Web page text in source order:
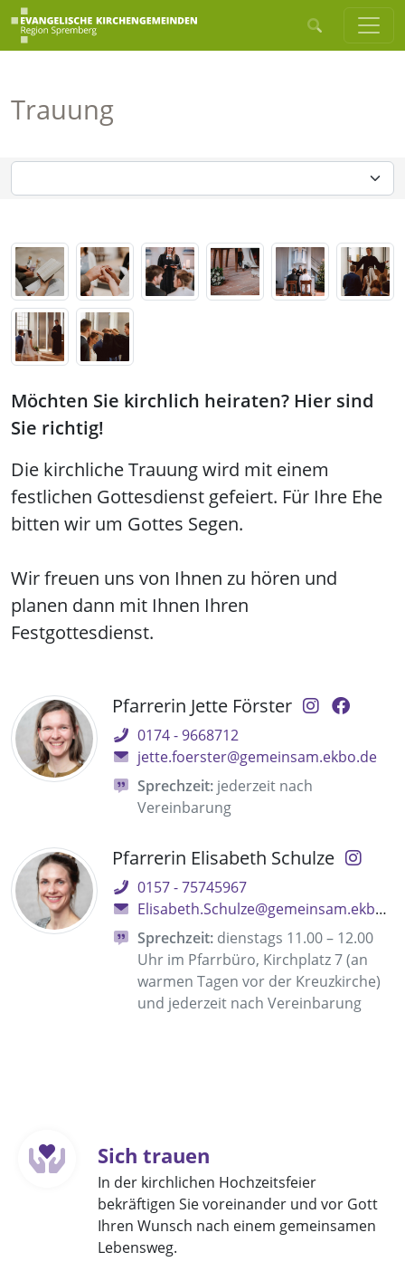
Trauung
Möchten Sie kirchlich heiraten? Hier sind
Sie richtig!
Die kirchliche Trauung wird mit einem
festlichen Gottesdienst gefeiert. Für Ihre Ehe
bitten wir um Gottes Segen.
Wir freuen uns von Ihnen zu hören und
planen dann mit Ihnen Ihren
Festgottesdienst.
Pfarrerin Jette Förster
0174 - 9668712
jette.foerster@gemeinsam.ekbo.de
Sprechzeit: jederzeit nach
Vereinbarung
Pfarrerin Elisabeth Schulze
0157 - 75745967
Elisabeth.Schulze@gemeinsam.ekbo.de
Sprechzeit: dienstags 11.00 – 12.00
Uhr im Pfarrbüro, Kirchplatz 7 (an
warmen Tagen vor der Kreuzkirche)
und jederzeit nach Vereinbarung
Sich trauen
In der kirchlichen Hochzeitsfeier
bekräftigen Sie voreinander und vor Gott
Ihren Wunsch nach einem gemeinsamen
Lebensweg.